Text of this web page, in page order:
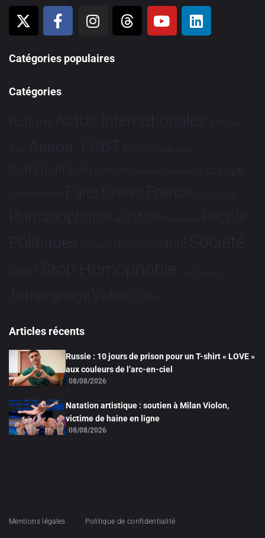
Catégories populaires
Catégories
Actions Actus Internationales Afrique
Asie Assos. LGBT Bioéthique Brève
Communiqués Culture Dialogues France-Brésil Europe
Evénements Faits Divers France Hommage
HumanophobieJustice Partenariat People
Politiques Projets Religion Santé Société
Sport Stop Homophobie Tech Tribune
TémoignageVidéo Études
Articles récents
Russie : 10 jours de prison pour un T-shirt « LOVE »
aux couleurs de l’arc-en-ciel
08/08/2026
Natation artistique : soutien à Milan Violon,
victime de haine en ligne
08/08/2026
Mentions légales Politique de confidentialité